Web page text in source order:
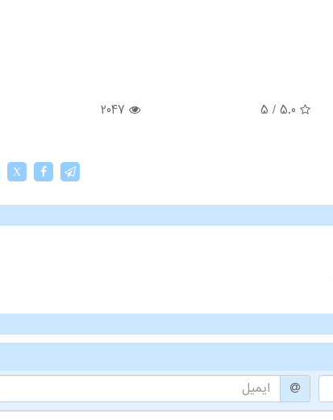
5.0
/
5
2047
X